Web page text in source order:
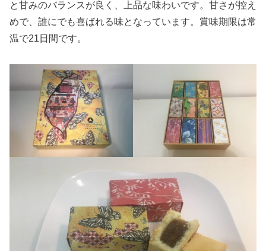
と甘みのバランスが良く、上品な味わいです。甘さが控え
めで、誰にでも喜ばれる味となっています。賞味期限は常
温で21日間です。